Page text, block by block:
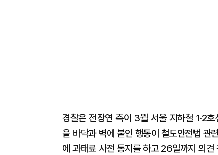
경찰은 전장연 측이 3월 서울 지하철 1·2
을 바닥과 벽에 붙인 행동이 철도안전법 관
에 과태료 사전 통지를 하고 26일까지 의